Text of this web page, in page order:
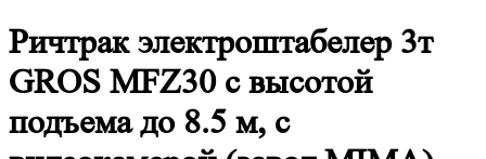
Ричтрак электроштабелер 3т
GROS MFZ30 с высотой
подъема до 8.5 м, с